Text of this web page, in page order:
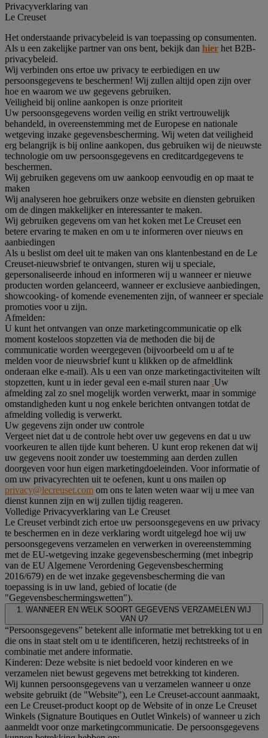
Privacyverklaring van
Le Creuset
Het onderstaande privacybeleid is van toepassing op consumenten.
Als u een zakelijke partner van ons bent, bekijk dan hier het B2B-
privacybeleid.
Wij verbinden ons ertoe uw privacy te eerbiedigen en uw
persoonsgegevens te beschermen! Wij zullen altijd open zijn over
hoe en waarom we uw gegevens gebruiken.
Veiligheid bij online aankopen is onze prioriteit
Uw persoonsgegevens worden veilig en strikt vertrouwelijk
behandeld, in overeenstemming met de Europese en nationale
wetgeving inzake gegevensbescherming. Wij weten dat veiligheid
erg belangrijk is bij online aankopen, dus gebruiken wij de nieuwste
technologie om uw persoonsgegevens en creditcardgegevens te
beschermen.
Wij gebruiken gegevens om uw aankoop eenvoudig en op maat te
maken
Wij analyseren hoe gebruikers onze website en diensten gebruiken
om de dingen makkelijker en interessanter te maken.
Wij gebruiken gegevens om van het koken met Le Creuset een
betere ervaring te maken en om u te informeren over nieuws en
aanbiedingen
Als u beslist om deel uit te maken van ons klantenbestand en de Le
Creuset-nieuwsbrief te ontvangen, sturen wij u speciale,
gepersonaliseerde inhoud en informeren wij u wanneer er nieuwe
producten worden gelanceerd, wanneer er exclusieve aanbiedingen,
showcooking- of komende evenementen zijn, of wanneer er speciale
promoties voor u zijn.
Afmelden:
U kunt het ontvangen van onze marketingcommunicatie op elk
moment kosteloos stopzetten via de methoden die bij de
communicatie worden weergegeven (bijvoorbeeld om u af te
melden voor de nieuwsbrief kunt u klikken op de afmeldlink
onderaan elke e-mail). Als u een van onze marketingactiviteiten wilt
stopzetten, kunt u in ieder geval een e-mail sturen naar .Uw
afmelding zal zo snel mogelijk worden verwerkt, maar in sommige
omstandigheden kunt u nog enkele berichten ontvangen totdat de
afmelding volledig is verwerkt.
Uw gegevens zijn onder uw controle
Vergeet niet dat u de controle hebt over uw gegevens en dat u uw
voorkeuren te allen tijde kunt beheren. U kunt erop rekenen dat wij
uw gegevens nooit zonder uw toestemming aan derden zullen
doorgeven voor hun eigen marketingdoeleinden. Voor informatie of
om uw privacyrechten uit te oefenen, kunt u ons mailen op
privacy@lecreuset.com om ons te laten weten waar wij u mee van
dienst kunnen zijn en wij zullen tijdig reageren.
Volledige Privacyverklaring van Le Creuset
Le Creuset verbindt zich ertoe uw persoonsgegevens en uw privacy
te beschermen en in deze verklaring wordt uitgelegd hoe wij uw
persoonsgegevens verzamelen en verwerken in overeenstemming
met de EU-wetgeving inzake gegevensbescherming (met inbegrip
van de EU Algemene Verordening Gegevensbescherming
2016/679) en de wet inzake gegevensbescherming die van
toepassing is in uw land, gebied of locatie (de
"Gegevensbeschermingswetten").
1. WANNEER EN WELK SOORT GEGEVENS VERZAMELEN WIJ
VAN U?
“Persoonsgegevens” betekent alle informatie met betrekking tot u en
die ons in staat stelt om u te identificeren, hetzij rechtstreeks of in
combinatie met andere informatie.
Kinderen: Deze website is niet bedoeld voor kinderen en we
verzamelen niet bewust gegevens met betrekking tot kinderen.
Wij kunnen persoonsgegevens van u verzamelen wanneer u onze
website gebruikt (de "Website"), een Le Creuset-account aanmaakt,
een Le Creuset-product koopt op de Website of in onze Le Creuset
Winkels (Signature Boutiques en Outlet Winkels) of wanneer u zich
aanmeldt voor onze marketingcommunicatie. De persoonsgegevens